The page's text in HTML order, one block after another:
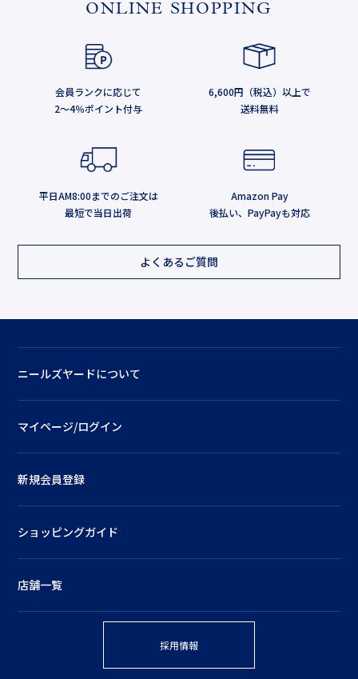
ONLINE SHOPPING
会員ランクに応じて
2～4％ポイント付与
6,600円（税込）以上で
送料無料
平日AM8:00までのご注文は
最短で当日出荷
Amazon Pay
後払い、PayPayも対応
よくあるご質問
ニールズヤードについて
マイページ/ログイン
新規会員登録
ショッピングガイド
店舗一覧
採用情報